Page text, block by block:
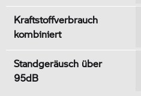
Kraftstoffverbrauch
kombiniert
Standgeräusch über
95dB